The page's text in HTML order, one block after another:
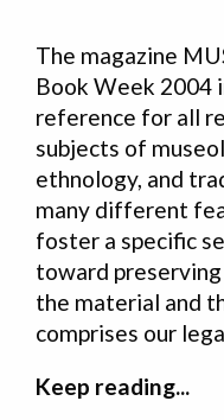
The magazine
Book Week 2004
reference for all
subjects of
ethnology, and
many different
foster a specific
toward
the material and
comprises our
Keep reading...